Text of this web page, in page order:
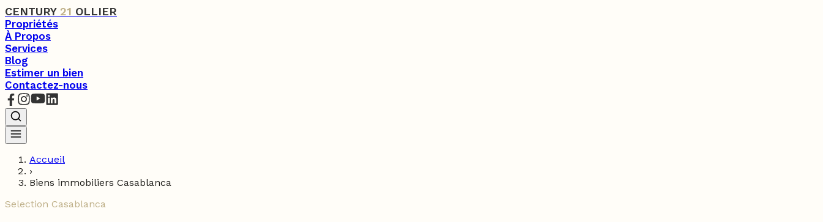
CENTURY 21 OLLIER
Propriétés
À Propos
Services
Blog
Estimer un bien
Contactez-nous
Accueil
›
Biens immobiliers Casablanca
Selection Casablanca